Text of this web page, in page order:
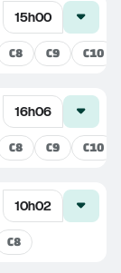
15h00
C8 C9 C10
16h06
C8 C9 C10
10h02
C8